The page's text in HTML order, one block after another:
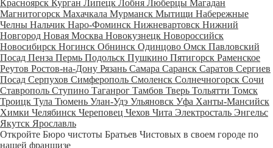
Красноярск Курган Липецк Лобня Люберцы Магадан
Магнитогорск Махачкала Мурманск Мытищи Набережные
Челны Нальчик Наро-Фоминск Нижневартовск Нижний
Новгород Новая Москва Новокузнецк Новороссийск
Новосибирск Ногинск Обнинск Одинцово Омск Павловский
Посад Пенза Пермь Подольск Пушкино Пятигорск Раменское
Реутов Ростов-на-Дону Рязань Самара Саранск Саратов Сергиев
Посад Серпухов Симферополь Смоленск Солнечногорск Сочи
Ставрополь Ступино Таганрог Тамбов Тверь Тольятти Томск
Троицк Тула Тюмень Улан-Удэ Ульяновск Уфа Ханты-Мансийск
Химки Челябинск Череповец Чехов Чита Электросталь Энгельс
Якутск Ярославль
Откройте Бюро чистоты Братьев Чистовых в своем городе по
нашей франшизе